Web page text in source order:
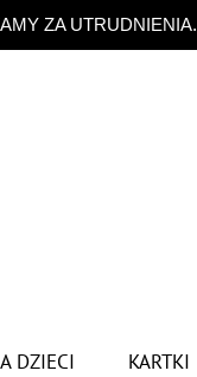
ZA UTRUDNIENIA.
DZIECI KARTKI